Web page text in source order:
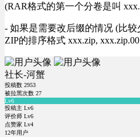
(RAR格式的第一个分卷是叫
- 如果是需要改后缀的情况 (比较
ZIP的排序格式 xxx.zip,
社长-河蟹
投稿数 2953
被拉黑次数 27
Lv6
投稿主 Lv6
评价师 Lv6
点赞家 Lv4
12年用户